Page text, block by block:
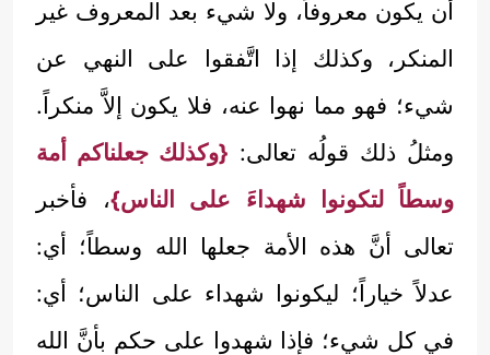
أن يكون معروفاً، ولا شيء بعد المعروف غير
المنكر، وكذلك إذا اتَّفقوا على النهي عن
شيء؛ فهو مما نهوا عنه، فلا يكون إلاَّ منكراً.
ومثلُ ذلك قولُه تعالى: {وكذلك جعلناكم أمة
وسطاً لتكونوا شهداءَ على الناس}، فأخبر
تعالى أنَّ هذه الأمة جعلها الله وسطاً؛ أي:
عدلاً خياراً؛ ليكونوا شهداء على الناس؛ أي:
في كل شيء؛ فإذا شهدوا على حكم بأنَّ الله